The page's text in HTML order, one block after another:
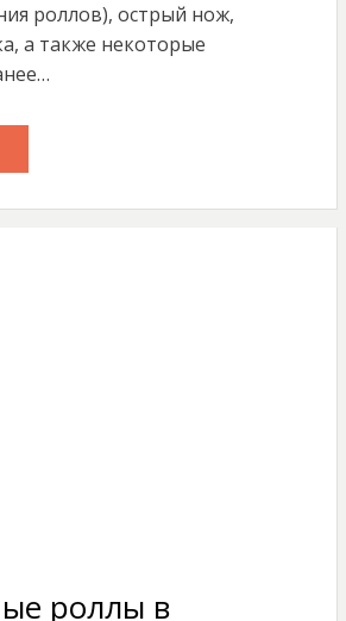
роллов), острый нож,
а также некоторые
роллы в